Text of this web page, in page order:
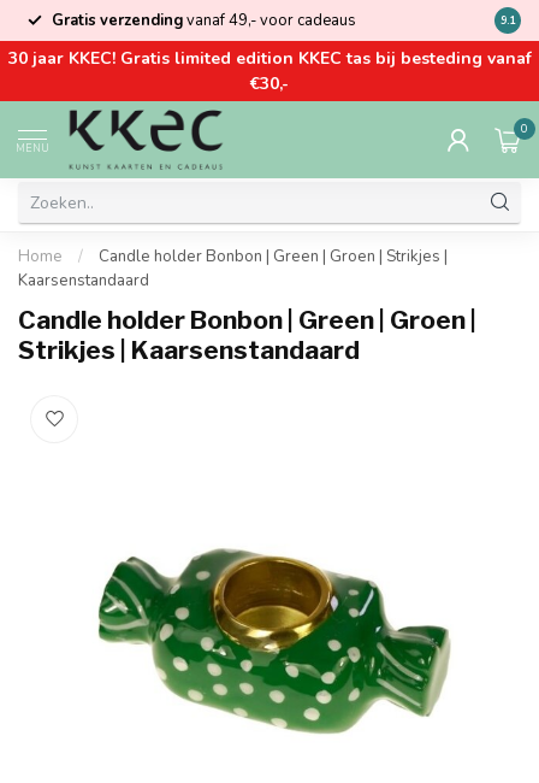
Gratis verzendingvanaf 49,- voor cadeaus Kom
9.1
30 jaar KKEC! Gratis limited edition KKEC tas bij besteding vanaf
€30,-
MENU
0
Home /
Candle holder Bonbon | Green | Groen | Strikjes |
Kaarsenstandaard
Candle holder Bonbon | Green | Groen |
Strikjes | Kaarsenstandaard